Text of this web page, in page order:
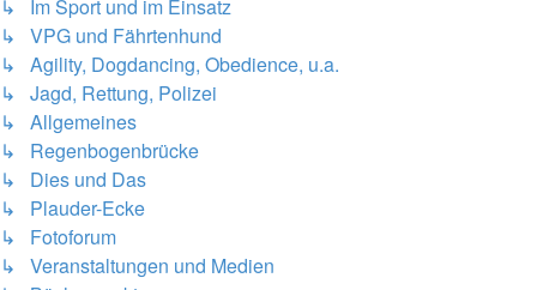
↳ Im Sport und im Einsatz
↳ VPG und Fährtenhund
↳ Agility, Dogdancing, Obedience, u.a.
↳ Jagd, Rettung, Polizei
↳ Allgemeines
↳ Regenbogenbrücke
↳ Dies und Das
↳ Plauder-Ecke
↳ Fotoforum
↳ Veranstaltungen und Medien